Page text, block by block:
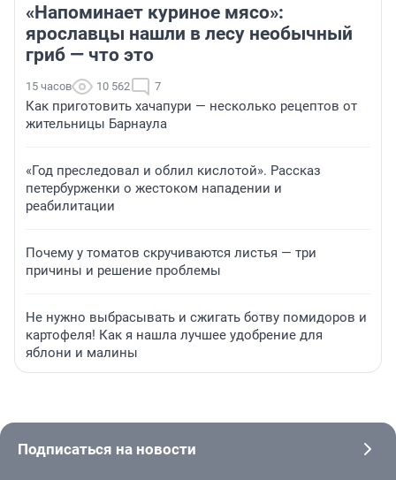
«Напоминает куриное мясо»:
ярославцы нашли в лесу необычный
гриб — что это
15 часов 10 562 7
Как приготовить хачапури — несколько рецептов от
жительницы Барнаула
«Год преследовал и облил кислотой». Рассказ
петербурженки о жестоком нападении и
реабилитации
Почему у томатов скручиваются листья — три
причины и решение проблемы
Не нужно выбрасывать и сжигать ботву помидоров и
картофеля! Как я нашла лучшее удобрение для
яблони и малины
Подписаться на новости